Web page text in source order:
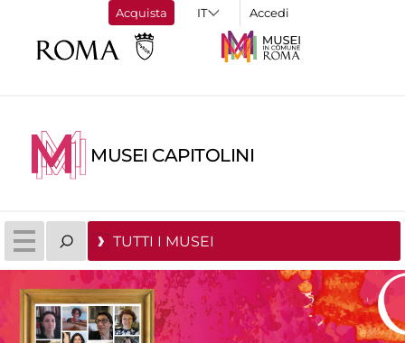
Acquista Accedi
MUSEI CAPITOLINI
TUTTI I MUSEI